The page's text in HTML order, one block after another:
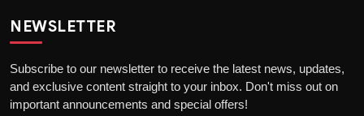
NEWSLETTER
Subscribe to our newsletter to receive the latest news, updates,
and exclusive content straight to your inbox. Don't miss out on
important announcements and special offers!